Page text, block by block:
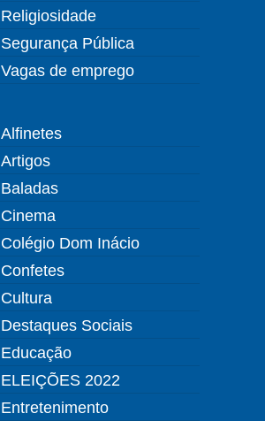
Religiosidade
Segurança Pública
Vagas de emprego
Alfinetes
Artigos
Baladas
Cinema
Colégio Dom Inácio
Confetes
Cultura
Destaques Sociais
Educação
ELEIÇÕES 2022
Entretenimento